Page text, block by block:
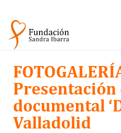
Presentación
documental
Valladolid